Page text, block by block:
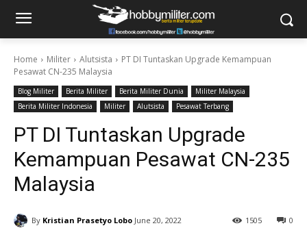
Home Militer Alutsista
PT DI Tuntaskan Upgrade Kemampuan
Pesawat CN-235 Malaysia
Blog Militer Berita Militer Berita Militer Dunia
Militer Malaysia
Berita Militer Indonesia
Militer Alutsista Pesawat Terbang
PT DI Tuntaskan Upgrade
Kemampuan Pesawat CN-235
Malaysia
By Kristian Prasetyo Lobo June 20, 2022 0
1505